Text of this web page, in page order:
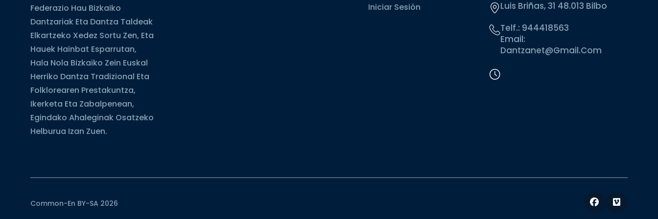
Federazio Hau Bizkaiko
Dantzariak Eta Dantza Taldeak
Elkartzeko Xedez Sortu Zen, Eta
Hauek Hainbat Esparrutan,
Hala Nola Bizkaiko Zein Euskal
Herriko Dantza Tradizional Eta
Folklorearen Prestakuntza,
Ikerketa Eta Zabalpenean,
Egindako Ahaleginak Osatzeko
Helburua Izan Zuen.
Iniciar Sesión
Luis Briñas, 31 48.013 Bilbo
Telf.: 944418563
Email:
Dantzanet@gmail.com
Common-En BY-SA 2026 Facebook
Vimeo